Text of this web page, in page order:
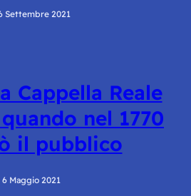
Settembre 2021
Cappella Reale
nel 1770
il pubblico
6 Maggio 2021